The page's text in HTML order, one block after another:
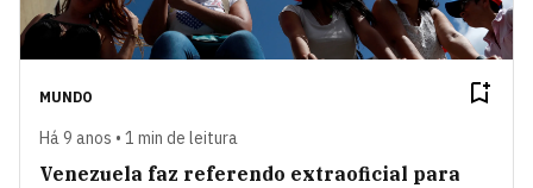
MUNDO
Há 9 anos • 1 min de leitura
Venezuela faz referendo extraoficial para